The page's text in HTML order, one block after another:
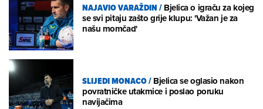
NAJAVIO VARAŽDIN/Bjelica o igraču za kojeg
se svi pitaju zašto grije klupu: 'Važan je za
našu momčad'
SLIJEDI MONACO/Bjelica se oglasio nakon
povratničke utakmice i poslao poruku
navijačima